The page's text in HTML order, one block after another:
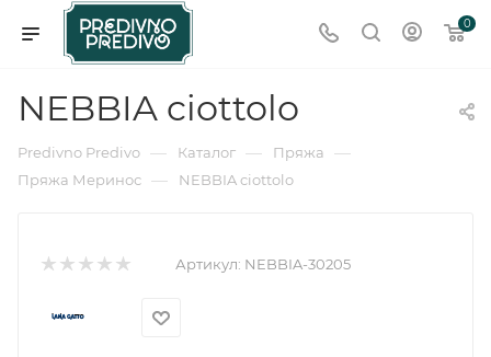
0
NEBBIA ciottolo
Predivno Predivo — Каталог — Пряжа —
Пряжа Меринос — NEBBIA ciottolo
Артикул: NEBBIA-30205